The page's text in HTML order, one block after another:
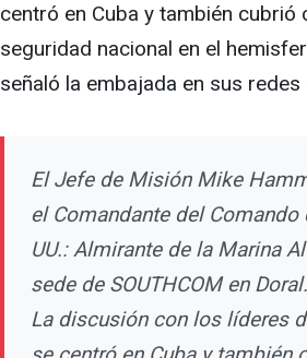
centró en Cuba y también cubrió
seguridad nacional en el
señaló la embajada en sus redes
El Jefe de Misión Mike
el Comandante del Comando
UU.: Almirante de la Marina
sede de SOUTHCOM en Doral.
La discusión con los líderes